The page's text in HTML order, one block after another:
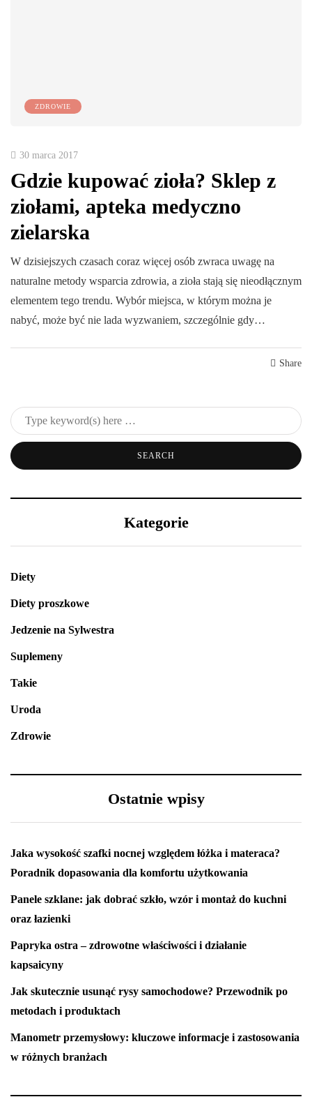
ZDROWIE
30 marca 2017
Gdzie kupować zioła? Sklep z
ziołami, apteka medyczno
zielarska
W dzisiejszych czasach coraz więcej osób zwraca uwagę na
naturalne metody wsparcia zdrowia, a zioła stają się nieodłącznym
elementem tego trendu. Wybór miejsca, w którym można je
nabyć, może być nie lada wyzwaniem, szczególnie gdy…
Share
Kategorie
Diety
Diety proszkowe
Jedzenie na Sylwestra
Suplemeny
Takie
Uroda
Zdrowie
Ostatnie wpisy
Jaka wysokość szafki nocnej względem łóżka i materaca?
Poradnik dopasowania dla komfortu użytkowania
Panele szklane: jak dobrać szkło, wzór i montaż do kuchni
oraz łazienki
Papryka ostra – zdrowotne właściwości i działanie
kapsaicyny
Jak skutecznie usunąć rysy samochodowe? Przewodnik po
metodach i produktach
Manometr przemysłowy: kluczowe informacje i zastosowania
w różnych branżach